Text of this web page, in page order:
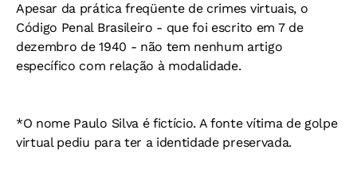
Apesar da prática freqüente de crimes virtuais, o
Código Penal Brasileiro - que foi escrito em 7 de
dezembro de 1940 - não tem nenhum artigo
específico com relação à modalidade.
*O nome Paulo Silva é fictício. A fonte vítima de golpe
virtual pediu para ter a identidade preservada.